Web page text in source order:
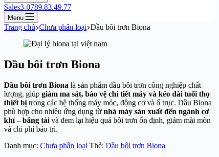
Sales3-0789.83.49.77
Menu
Trang chủ Chưa phân loại Dầu bôi trơn Biona
Dầu bôi trơn Biona
Dầu bôi trơn Biona là sản phẩm dầu bôi trơn công nghiệp chất
lượng, giúp giảm ma sát, bảo vệ chi tiết máy và kéo dài tuổi thọ
thiết bị trong các hệ thống máy móc, động cơ và ổ trục. Dầu Biona
phù hợp cho nhiều ứng dụng từ nhà máy sản xuất đến ngành cơ
khí – băng tải và đem lại hiệu quả bôi trơn ổn định, giảm mài mòn
và chi phí bảo trì.
Danh mục: Chưa phân loại Thẻ: Dầu bôi trơn Biona